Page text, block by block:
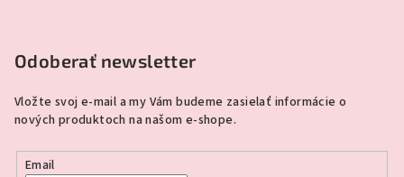
Odoberať newsletter
Vložte svoj e-mail a my Vám budeme zasielať informácie o
nových produktoch na našom e-shope.
Email